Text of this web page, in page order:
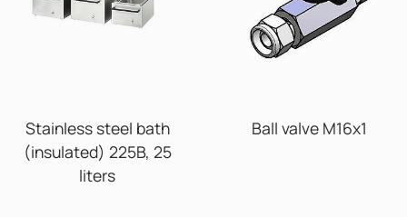
Stainless steel bath
(insulated) 225B, 25
liters
Ball valve M16x1